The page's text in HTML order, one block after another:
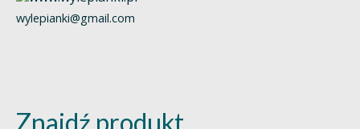
wylepianki@gmail.com
Znajdź produkt